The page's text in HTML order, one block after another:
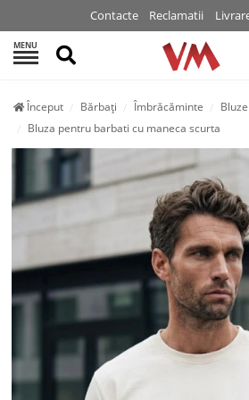
Contacte Reclamatii
MENU Cautati
Început Bărbați Îmbrăcăminte
Bluza pentru barbati cu maneca scurta